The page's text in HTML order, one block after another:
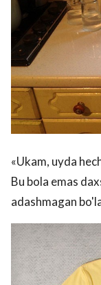
«Ukam, uyda
Bu bola emas
adashmagan